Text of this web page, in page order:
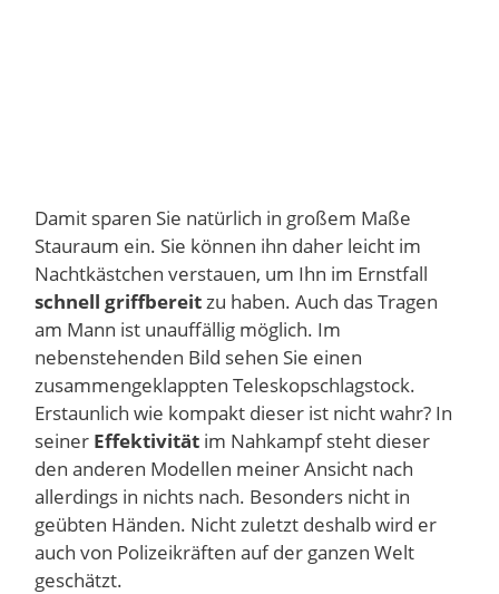
Damit sparen Sie natürlich in großem Maße
Stauraum ein. Sie können ihn daher leicht im
Nachtkästchen verstauen, um Ihn im Ernstfall
schnell griffbereitzu haben. Auch das Tragen
am Mann ist unauffällig möglich. Im
nebenstehenden Bild sehen Sie einen
zusammengeklappten Teleskopschlagstock.
Erstaunlich wie kompakt dieser ist nicht wahr? In
seiner Effektivität im Nahkampf steht dieser
den anderen Modellen meiner Ansicht nach
allerdings in nichts nach. Besonders nicht in
geübten Händen. Nicht zuletzt deshalb wird er
auch von Polizeikräften auf der ganzen Welt
geschätzt.